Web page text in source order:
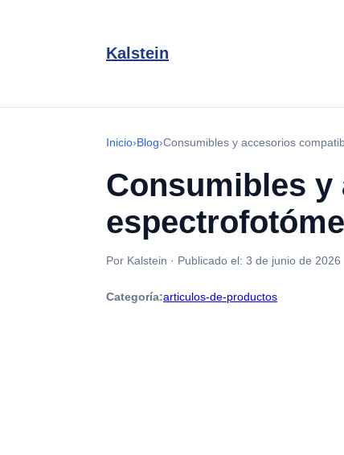
Kalstein
Inicio›Blog›Consumibles y accesorios
Consumibles
Por Kalstein · Publicado el: 3 de junio de 2026
Categoría:articulos-de-productos